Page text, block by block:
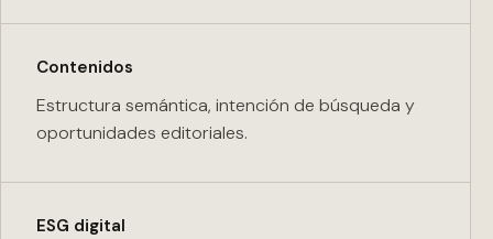
Contenidos
Estructura semántica, intención de búsqueda y
oportunidades editoriales.
ESG digital